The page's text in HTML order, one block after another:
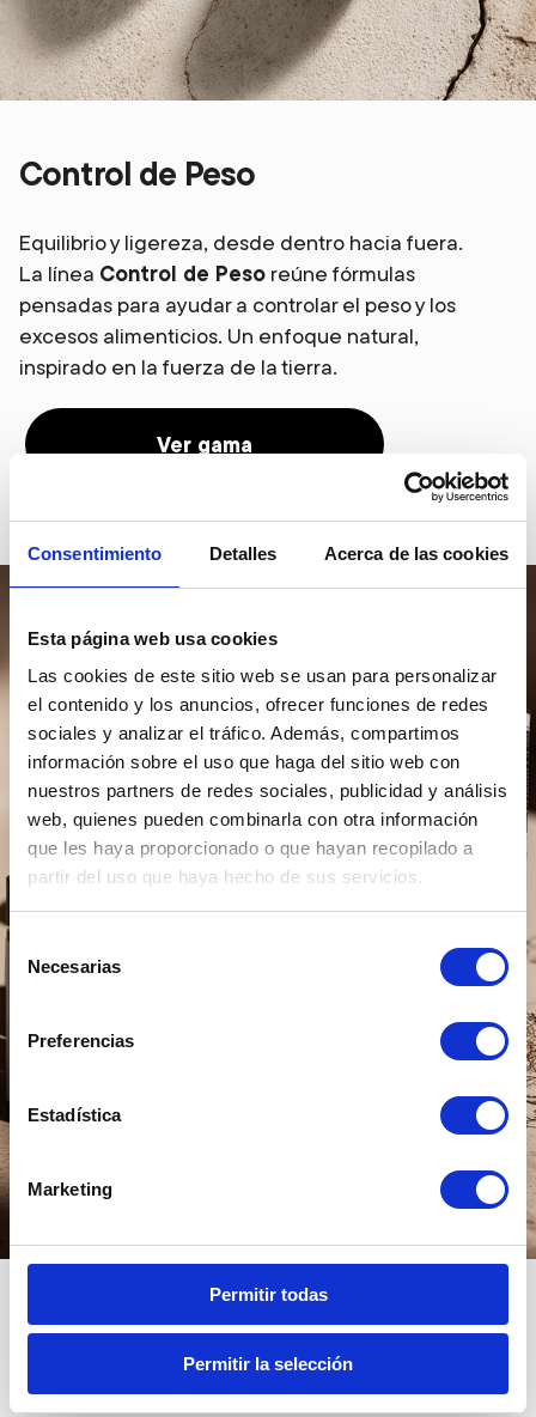
Consentimiento Detalles Acerca de las cookies
Esta página web usa cookies
Las cookies de este sitio web se usan para personalizar
el contenido y los anuncios, ofrecer funciones de redes
sociales y analizar el tráfico. Además, compartimos
información sobre el uso que haga del sitio web con
nuestros partners de redes sociales, publicidad y análisis
web, quienes pueden combinarla con otra información
que les haya proporcionado o que hayan recopilado a
partir del uso que haya hecho de sus servicios.
Selección
Necesarias
Preferencias
Estadística
Marketing
Permitir todas
Permitir la selección
Control de Peso
Equilibrio y ligereza, desde dentro hacia fuera.
La línea Control de Peso reúne fórmulas
pensadas para ayudar a controlar el peso y los
excesos alimenticios. Un enfoque natural,
inspirado en la fuerza de la tierra.
Ver gama
Antienvejecimiento
Cuidar la piel y el cuerpo es prolongar su